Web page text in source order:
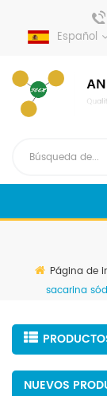
enviar
Español
Página de
sacarina
NUEVOS